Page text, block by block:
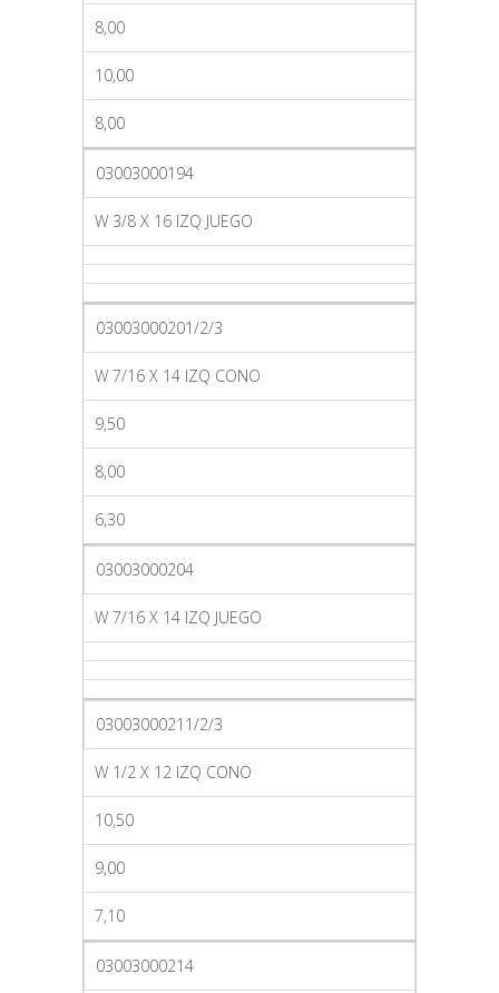
8,00
10,00
8,00
03003000194
W 3/8 X 16 IZQ JUEGO
03003000201/2/3
W 7/16 X 14 IZQ CONO
9,50
8,00
6,30
03003000204
W 7/16 X 14 IZQ JUEGO
03003000211/2/3
W 1/2 X 12 IZQ CONO
10,50
9,00
7,10
03003000214